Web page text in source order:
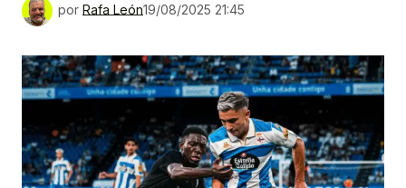
por Rafa León19/08/2025 21:45